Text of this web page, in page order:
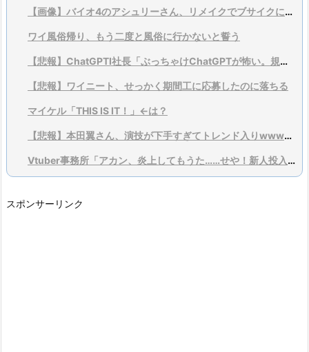
【画像】バイオ4のアシュリーさん、リメイクでブサイクになる
ワイ風俗帰り、もう二度と風俗に行かないと誓う
【悲報】ChatGPTI社長「ぶっちゃけChatGPTが怖い。規制すべきだわこれ」
【悲報】ワイニート、せっかく期間工に応募したのに落ちる
マイケル「THIS IS IT！」←は？
【悲報】本田翼さん、演技が下手すぎてトレンド入りwwwwwww
Vtuber事務所「アカン、炎上してもうた……せや！新人投入とゲーム大会乱発や！」
スポンサーリンク